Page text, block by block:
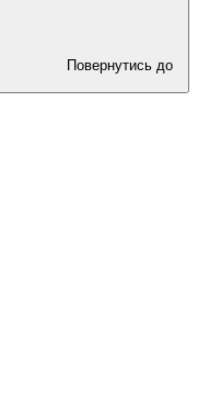
Повернутись до